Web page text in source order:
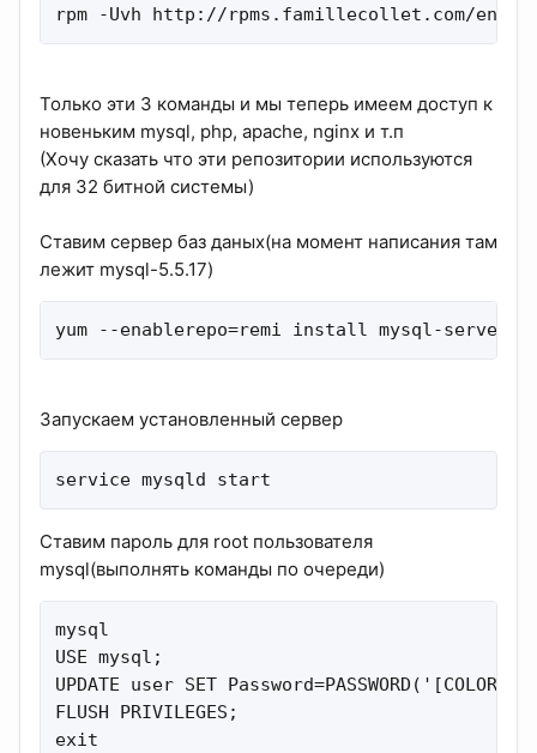
rpm -Uvh http://rpms.famillecollet.com/
Только эти 3 команды и мы теперь имеем доступ к
новеньким mysql, php, apache, nginx и т.п
(Хочу сказать что эти репозитории используются
для 32 битной системы)
Ставим сервер баз даных(на момент написания там
лежит mysql-5.5.17)
yum --enablerepo=remi install mysql-server
Запускаем установленный сервер
service mysqld start
Ставим пароль для root пользователя
mysql(выполнять команды по очереди)
mysql
USE mysql;
UPDATE user SET
FLUSH PRIVILEGES;
exit